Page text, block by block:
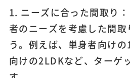
1. ニーズに合った間取り
者のニーズを考慮した間取
う。例えば、単身者向け
向けの2LDKなど、ターゲ